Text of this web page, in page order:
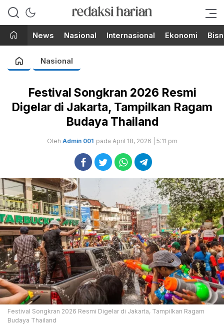
RedaksiHarian.com
Berita Terupdate dari Redaksi
News Nasional Internasional Ekonomi
Nasional
Festival Songkran 2026 Resmi
Digelar di Jakarta, Tampilkan Ragam
Budaya Thailand
Oleh Admin 001 pada April 18, 2026 | 5:11 pm
Festival Songkran 2026 Resmi Digelar di Jakarta, Tampilkan Ragam
Budaya Thailand